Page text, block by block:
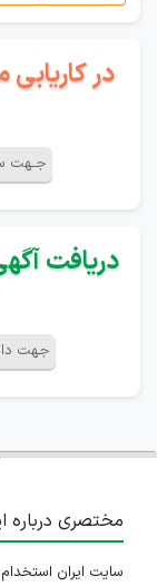
در
جـهت
دریافت
جهت
مختصری درباره